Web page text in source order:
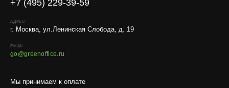
грунты.
Отправляем кашпо, горшки, инвентарь и
Мы принимаем к оплате
+7 (495) 229-39-59
АДРЕС
г. Москва, ул.Ленинская Слобода, д. 19
EMAIL
go@greenoffice.ru